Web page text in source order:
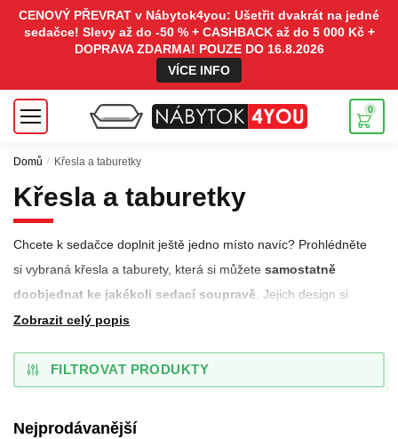
CENOVÝ PŘEVRAT v Nábytok4you: Ušetřit dvakrát na jedné
sedačce! Slevy až do -50 % + CASHBACK až do 5 000 Kč +
DOPRAVA ZDARMA! POUZE DO 16.8.2026
VÍCE INFO
0
Domů / Křesla a taburetky
Křesla a taburetky
Zobrazit celý popis
Chcete k sedačce doplnit ještě jedno místo navíc? Prohlédněte
si vybraná křesla a taburety, která si můžete samostatně
doobjednat ke jakékoli sedací soupravě . Jejich design si
sami přizpůsobíte prostřednictvím našeho konfigurátora, díky
pokoje i k ostatnímu nábytku. Na výběr máte z množství druhů
FILTROVAT PRODUKTY
Nejprodávanější